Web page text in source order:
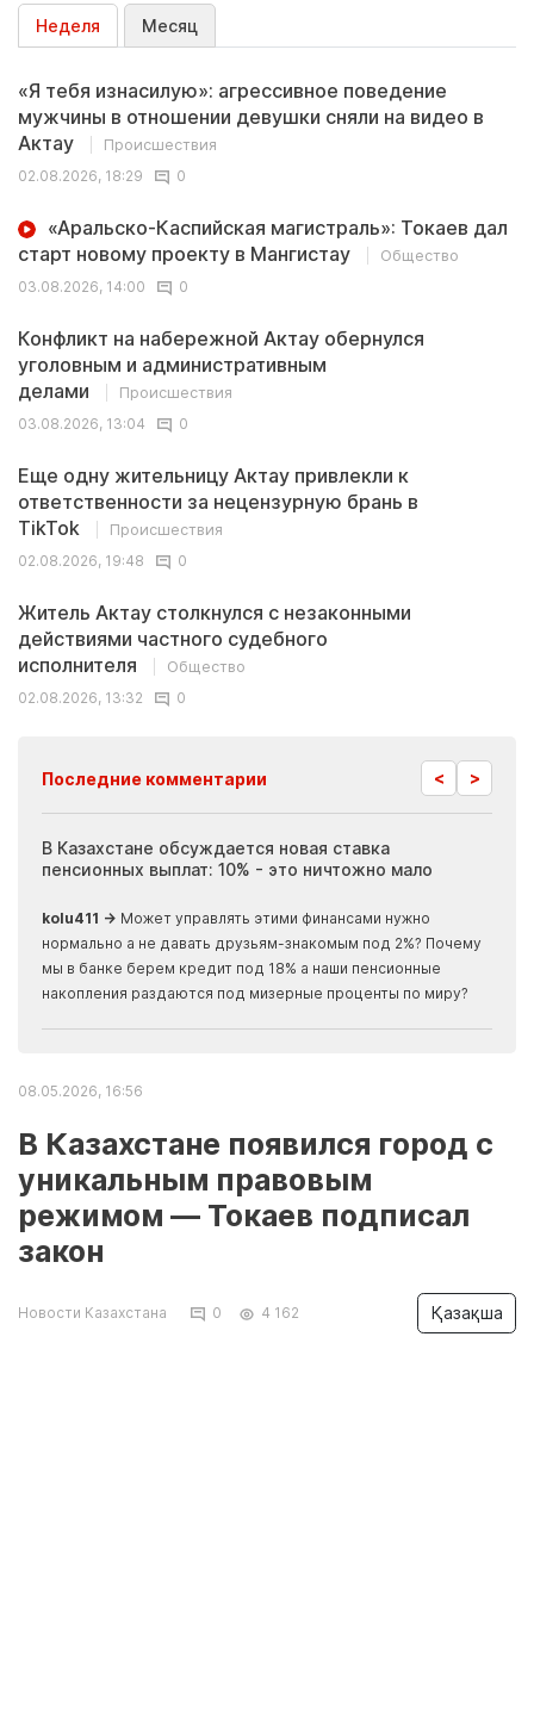
Неделя Месяц
«Я тебя изнасилую»: агрессивное поведение
мужчины в отношении девушки сняли на видео в
Актау
Происшествия
02.08.2026, 18:29
0
«Аральско-Каспийская магистраль»: Токаев дал
старт новому проекту в Мангистау
Общество
03.08.2026, 14:00
0
Конфликт на набережной Актау обернулся
уголовным и административным
делами
Происшествия
03.08.2026, 13:04
0
Еще одну жительницу Актау привлекли к
ответственности за нецензурную брань в
TikTok
Происшествия
02.08.2026, 19:48
0
Житель Актау столкнулся с незаконными
действиями частного судебного
исполнителя
Общество
02.08.2026, 13:32
0
Последние комментарии < >
В Казахстане обсуждается новая ставка
пенсионных выплат: 10% - это ничтожно мало
kolu411 → Может управлять этими финансами нужно
нормально а не давать друзьям-знакомым под 2%? Почему
мы в банке берем кредит под 18% а наши пенсионные
накопления раздаются под мизерные проценты по миру?
08.05.2026, 16:56
В Казахстане появился город с
уникальным правовым
режимом — Токаев подписал
закон
Новости Казахстана 0 4 162 Қазақша